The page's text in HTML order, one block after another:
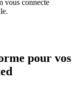
vous connecte
pour vos